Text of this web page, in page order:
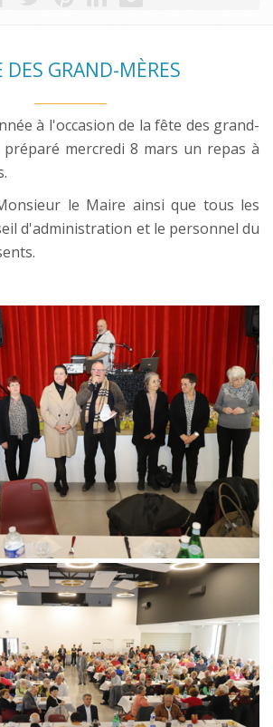
DES GRAND-MÈRES
à l'occasion de la fête des grand-
préparé mercredi 8 mars un repas à
le Maire ainsi que tous les
d'administration et le personnel du